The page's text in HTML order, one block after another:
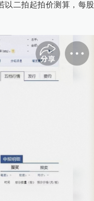
以二拍起拍价测算，每股